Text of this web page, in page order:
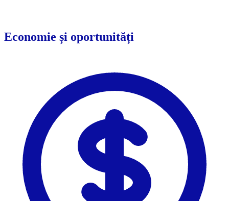
Economie și oportunități